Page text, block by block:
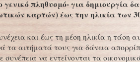
γενικό πληθυσμό- για δημιουργία
καρτών) έως την ηλικία των
και έως τη μέση ηλικία η τάση
τα αιτήματά τους για δάνεια
συνέπεια να εντείνονται τα